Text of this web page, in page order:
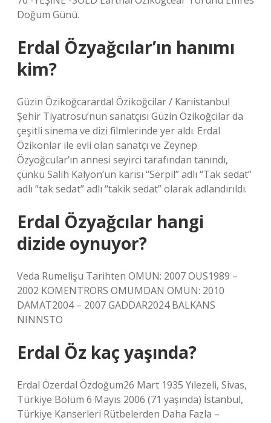
Doğum Günü.
Erdal Özyağcılar’ın hanımı
kim?
Güzin Özikoğcarardal Özikoğcilar / Karıistanbul
Şehir Tiyatrosu’nun sanatçısı Güzin Özikoğcilar da
çeşitli sinema ve dizi filmlerinde yer aldı. Erdal
Özikonlar ile evli olan sanatçı ve Zeynep
Özyoğcular’ın annesi seyirci tarafından tanındı,
çünkü Salih Kalyon’un karısı “Serpil” adlı “Tak sedat”
adlı “tak sedat” adlı “takik sedat” olarak adlandırıldı.
Erdal Özyağcılar hangi
dizide oynuyor?
Veda Rumelişu Tarihten OMUN: 2007 OUS1989 –
2002 KOMENTRORS OMUMDAN OMUN: 2010
DAMAT2004 – 2007 GADDAR2024 BALKANS
NINNSTO
Erdal Öz kaç yaşında?
Erdal Özerdal Özdoğum26 Mart 1935 Yılezeli, Sivas,
Türkiye Bölüm 6 Mayıs 2006 (71 yaşında) İstanbul,
Türkiye Kanserleri Rütbelerden Daha Fazla –